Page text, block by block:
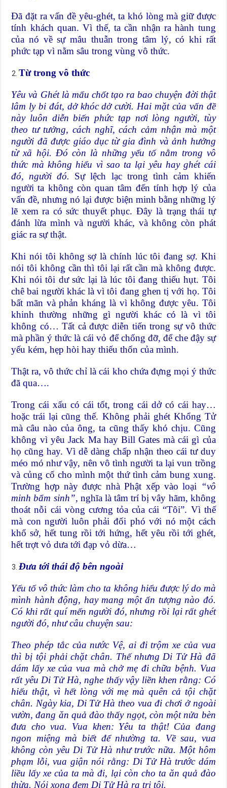
Đã đặt ra vấn đề yêu-ghét, ta khó lòng mà giữ được
tính khách quan. Vì thế, ta cần nhận ra hành tung
của nó về sự mâu thuẫn trong tâm lý, có khi rất
phức tạp vì nằm sâu trong vùng vô thức.
Từ trong vô thức
Yêu và Ghét là mấu chốt tạo ra bao chuyện đời thật
lâm ly bi đát, dở khóc dở cười. Hai mặt của vấn đề
này luôn diễn biến phức tạp nơi lòng người, tùy
theo tư tưởng, cách nghĩ, cách cảm nhận mà một
người đã được giáo dục từ gia đình và ảnh hưởng
từ xã hội. Đó còn là những yếu tố nằm trong vô
thức mà không hiểu vì sao ta lại yêu hay ghét cái
đó, người đó. Sự lệch lạc trong tình cảm khiến
người ta không còn quan tâm đến tính hợp lý của
vấn đề, nhưng nó lại được biện minh bằng những lý
lẽ xem ra có sức thuyết phục. Đây là trạng thái tự
đánh lừa mình và người khác, và không còn phát
giác ra sự thật.
Khi nói tôi không sợ là chính lúc tôi đang sợ. Khi
nói tôi không cần thì tôi lại rất cần mà không được.
Khi nói tôi dư sức lại là lúc tôi đang thiếu hụt. Tôi
chê bai người khác là vì tôi đang ghen tị với họ. Tôi
bất mãn và phản kháng là vì không được yêu. Tôi
khinh thường những gì người khác có là vì tôi
không có… Tất cả được diễn tiến trong sự vô thức
mà phần ý thức là cái vỏ để chống đỡ, để che đậy sự
yếu kém, hẹp hòi hay thiếu thốn của mình.
Thật ra, vô thức chỉ là cái kho chứa đựng mọi ý thức
đã qua….
Trong cái xấu có cái tốt, trong cái dở có cái hay…
hoặc trái lại cũng thế. Không phải ghét Khổng Tử
mà câu nào của ông, ta cũng thấy khó chịu. Cũng
không vì yêu Jack Ma hay Bill Gates mà cái gì của
họ cũng hay. Vì dễ dàng chấp nhận theo cái tư duy
méo mó như vậy, nên vô tình người ta lại vun trồng
và củng cố cho mình một thứ tình cảm bung xung.
Trường hợp này được nhà Phật xếp vào loại “vô
minh bẩm sinh”, nghĩa là tâm trí bị vây hãm, không
thoát nỗi cái vòng cương tỏa của cái “Tôi”. Vì thế
mà con người luôn phải đối phó với nó một cách
khổ sở, hết tung rồi tới hứng, hết yêu rồi tới ghét,
hết trợt vỏ dưa tới đạp vỏ dừa…
Đưa tới thái độ bên ngoài
Yếu tố vô thức làm cho ta không hiểu được lý do mà
mình hành động, hay mang một ấn tượng nào đó.
Có khi rất quí mến người đó, nhưng rồi lại rất ghét
người đó, như câu chuyện sau:
Theo phép tắc của nước Vệ, ai đi trộm xe của vua
thì bị tội phải chặt chân. Thế nhưng Di Tử Hà đã
dám lấy xe của vua mà chở mẹ đi chữa bệnh. Vua
rất yêu Di Tử Hà, nghe thấy vậy liền khen rằng: Có
hiếu thật, vì hết lòng với mẹ mà quên cả tội chặt
chân. Ngày kia, Di Tử Hà theo vua đi chơi ở ngoài
vườn, đang ăn quả đào thấy ngọt, còn một nửa bèn
đưa cho vua. Vua khen: Yêu ta thật! Của đang
ngon miệng mà biết để nhường ta. Về sau, vua
không còn yêu Di Tử Hà như trước nữa. Một hôm
phạm lỗi, vua giận nói rằng: Di Tử Hà trước dám
liều lấy xe của ta mà đi, lại còn cho ta ăn quả đào
thừa. Nói xong đem Di Tử Hà ra trị tội.